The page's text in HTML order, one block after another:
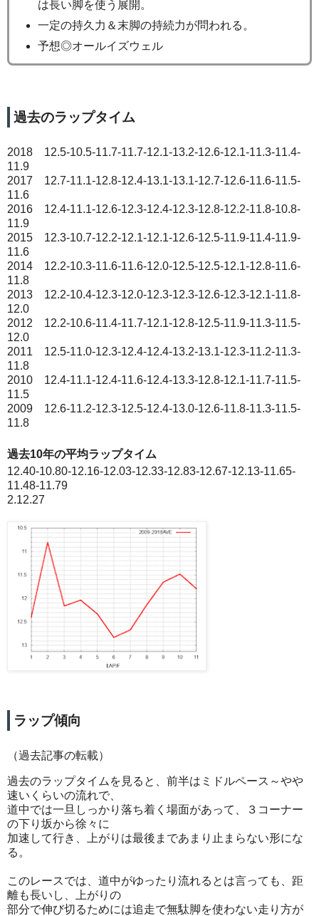
は長い脚を使う展開。
一定の持久力＆末脚の持続力が問われる。
予想◎オールイズウェル
過去のラップタイム
2018 12.5-10.5-11.7-11.7-12.1-13.2-12.6-12.1-11.3-11.4-
11.9
2017 12.7-11.1-12.8-12.4-13.1-13.1-12.7-12.6-11.6-11.5-
11.6
2016 12.4-11.1-12.6-12.3-12.4-12.3-12.8-12.2-11.8-10.8-
11.9
2015 12.3-10.7-12.2-12.1-12.1-12.6-12.5-11.9-11.4-11.9-
11.6
2014 12.2-10.3-11.6-11.6-12.0-12.5-12.5-12.1-12.8-11.6-
11.8
2013 12.2-10.4-12.3-12.0-12.3-12.3-12.6-12.3-12.1-11.8-
12.0
2012 12.2-10.6-11.4-11.7-12.1-12.8-12.5-11.9-11.3-11.5-
12.0
2011 12.5-11.0-12.3-12.4-12.4-13.2-13.1-12.3-11.2-11.3-
11.8
2010 12.4-11.1-12.4-11.6-12.4-13.3-12.8-12.1-11.7-11.5-
11.5
2009 12.6-11.2-12.3-12.5-12.4-13.0-12.6-11.8-11.3-11.5-
11.8
過去10年の平均ラップタイム
12.40-10.80-12.16-12.03-12.33-12.83-12.67-12.13-11.65-
11.48-11.79
2.12.27
ラップ傾向
（過去記事の転載）
過去のラップタイムを見ると、前半はミドルペース～やや
速いくらいの流れで、
道中では一旦しっかり落ち着く場面があって、３コーナー
の下り坂から徐々に
加速して行き、上がりは最後まであまり止まらない形にな
る。
このレースでは、道中がゆったり流れるとは言っても、距
離も長いし、上がりの
部分で伸び切るためには追走で無駄脚を使わない走り方が